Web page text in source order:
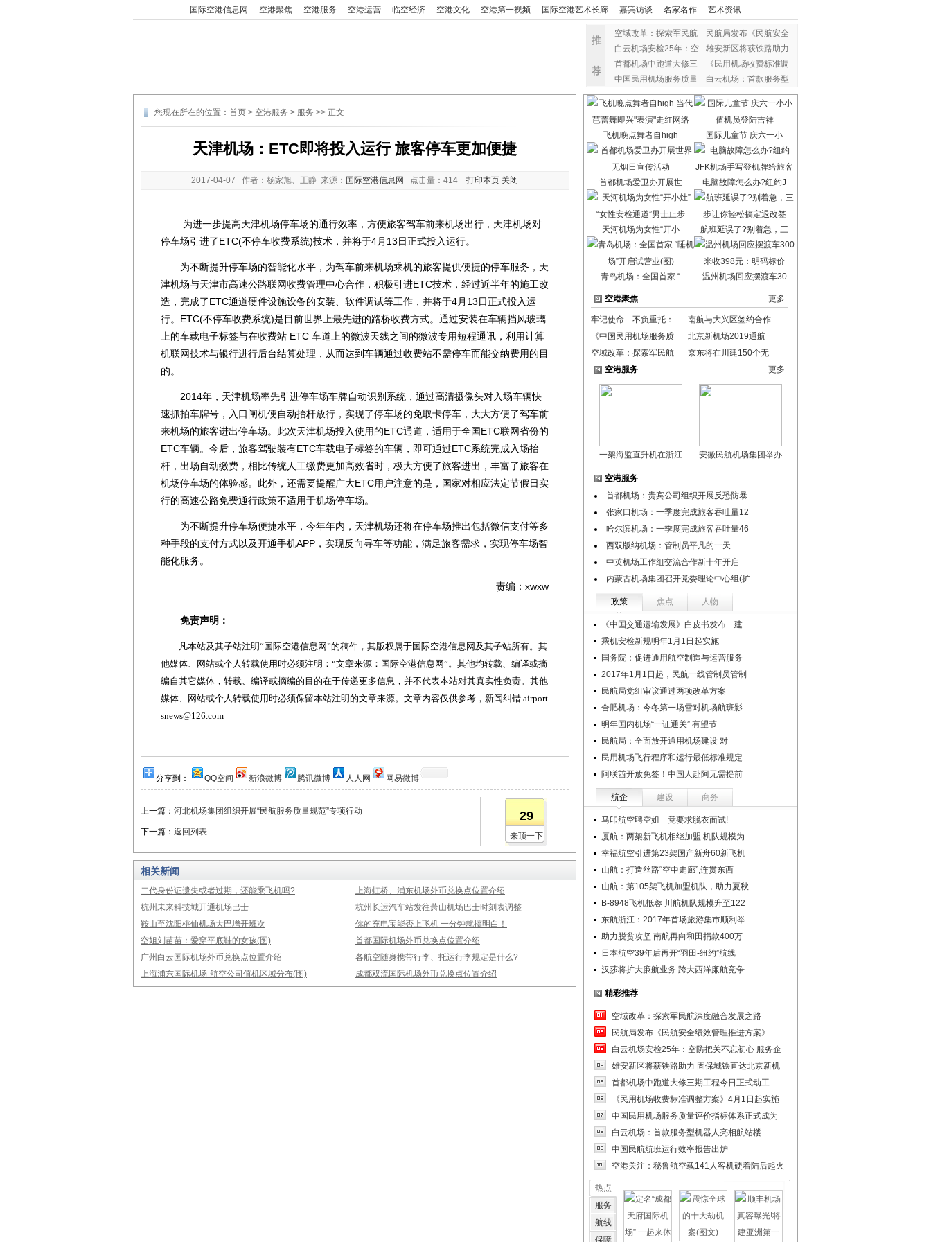
国际空港信息网 - 空港聚焦 - 空港服务 - 空港运营 - 临空经济 - 空港文化 - 空港第一视频 - 国际空港艺术长廊 - 嘉宾访谈 - 名家名作 - 艺术资讯
推
荐
空域改革：探索军民航
民航局发布《民航安全
白云机场安检25年：空
雄安新区将获铁路助力
首都机场中跑道大修三
《民用机场收费标准调
中国民用机场服务质量
白云机场：首款服务型
您现在所在的位置： 首页 > 空港服务 > 服务 >> 正文
天津机场：ETC即将投入运行 旅客停车更加便捷
2017-04-07 作者：杨家旭、王静 来源： 国际空港信息网 点击量： 414 打印本页 关闭
为进一步提高天津机场停车场的通行效率，方便旅客驾车前来机场出行，天津机场对
停车场引进了ETC(不停车收费系统)技术，并将于4月13日正式投入运行。
为不断提升停车场的智能化水平，为驾车前来机场乘机的旅客提供便捷的停车服务，天
津机场与天津市高速公路联网收费管理中心合作，积极引进ETC技术，经过近半年的施工改
造，完成了ETC通道硬件设施设备的安装、软件调试等工作，并将于4月13日正式投入运
行。ETC(不停车收费系统)是目前世界上最先进的路桥收费方式。通过安装在车辆挡风玻璃
上的车载电子标签与在收费站 ETC 车道上的微波天线之间的微波专用短程通讯，利用计算
机联网技术与银行进行后台结算处理，从而达到车辆通过收费站不需停车而能交纳费用的目
的。
2014年，天津机场率先引进停车场车牌自动识别系统，通过高清摄像头对入场车辆快
速抓拍车牌号，入口闸机便自动抬杆放行，实现了停车场的免取卡停车，大大方便了驾车前
来机场的旅客进出停车场。此次天津机场投入使用的ETC通道，适用于全国ETC联网省份的
ETC车辆。今后，旅客驾驶装有ETC车载电子标签的车辆，即可通过ETC系统完成入场抬
杆，出场自动缴费，相比传统人工缴费更加高效省时，极大方便了旅客进出，丰富了旅客在
机场停车场的体验感。此外，还需要提醒广大ETC用户注意的是，国家对相应法定节假日实
行的高速公路免费通行政策不适用于机场停车场。
为不断提升停车场便捷水平，今年年内，天津机场还将在停车场推出包括微信支付等多
种手段的支付方式以及开通手机APP，实现反向寻车等功能，满足旅客需求，实现停车场智
能化服务。
责编：xwxw
免责声明：
凡本站及其子站注明“国际空港信息网”的稿件，其版权属于国际空港信息网及其子站所有。其
他媒体、网站或个人转载使用时必须注明：“文章来源：国际空港信息网”。其他均转载、编译或摘
编自其它媒体，转载、编译或摘编的目的在于传递更多信息，并不代表本站对其真实性负责。其他
媒体、网站或个人转载使用时必须保留本站注明的文章来源。文章内容仅供参考，新闻纠错 airport
snews@126.com
分享到： QQ空间 新浪微博 腾讯微博 人人网 网易微博
上一篇： 河北机场集团组织开展“民航服务质量规范”专项行动
下一篇： 返回列表
29
来顶一下
相关新闻
二代身份证遗失或者过期，还能乘飞机吗?
上海虹桥、浦东机场外币兑换点位置介绍
杭州未来科技城开通机场巴士
杭州长运汽车站发往萧山机场巴士时刻表调整
鞍山至沈阳桃仙机场大巴增开班次
你的充电宝能否上飞机 一分钟就搞明白！
空姐刘苗苗：爱穿平底鞋的女孩(图)
首都国际机场外币兑换点位置介绍
广州白云国际机场外币兑换点位置介绍
各航空随身携带行李、托运行李规定是什么?
上海浦东国际机场-航空公司值机区域分布(图)
成都双流国际机场外币兑换点位置介绍
飞机晚点舞者自high 国际儿童节 庆六一小
首都机场爱卫办开展世 电脑故障怎么办?纽约J
天河机场为女性“开小 航班延误了?别着急，三
青岛机场：全国首家 “ 温州机场回应摆渡车30
空港聚焦 更多
牢记使命 不负重托：
南航与大兴区签约合作
《中国民用机场服务质
北京新机场2019通航
空域改革：探索军民航
京东将在川建150个无
空港服务
更多
一架海监直升机在浙江 安徽民航机场集团举办
空港服务
首都机场：贵宾公司组织开展反恐防暴
张家口机场：一季度完成旅客吞吐量12
哈尔滨机场：一季度完成旅客吞吐量46
西双版纳机场：管制员平凡的一天
中英机场工作组交流合作新十年开启
内蒙古机场集团召开党委理论中心组(扩
政策 焦点 人物
《中国交通运输发展》白皮书发布 建
乘机安检新规明年1月1日起实施
国务院：促进通用航空制造与运营服务
2017年1月1日起，民航一线管制员管制
民航局党组审议通过两项改革方案
合肥机场：今冬第一场雪对机场航班影
明年国内机场“一证通关” 有望节
民航局：全面放开通用机场建设 对
民用机场飞行程序和运行最低标准规定
阿联酋开放免签！中国人赴阿无需提前
航企 建设 商务
马印航空聘空姐 竟要求脱衣面试!
厦航：两架新飞机相继加盟 机队规模为
幸福航空引进第23架国产新舟60新飞机
山航：打造丝路“空中走廊”,连贯东西
山航：第105架飞机加盟机队，助力夏秋
B-8948飞机抵蓉 川航机队规模升至122
东航浙江：2017年首场旅游集市顺利举
助力脱贫攻坚 南航再向和田捐款400万
日本航空39年后再开“羽田-纽约”航线
汉莎将扩大廉航业务 跨大西洋廉航竞争
精彩推荐
空域改革：探索军民航深度融合发展之路
民航局发布《民航安全绩效管理推进方案》
白云机场安检25年：空防把关不忘初心 服务企
雄安新区将获铁路助力 固保城铁直达北京新机
首都机场中跑道大修三期工程今日正式动工
《民用机场收费标准调整方案》4月1日起实施
中国民用机场服务质量评价指标体系正式成为
白云机场：首款服务型机器人亮相航站楼
中国民航航班运行效率报告出炉
空港关注：秘鲁航空载141人客机硬着陆后起火
热点
服务
航线
保障